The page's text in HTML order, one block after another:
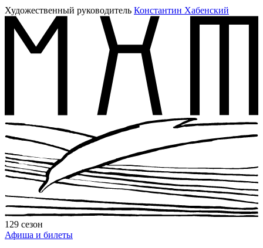
Художественный руководитель Константин Хабенский
129 сезон
Афиша и билеты